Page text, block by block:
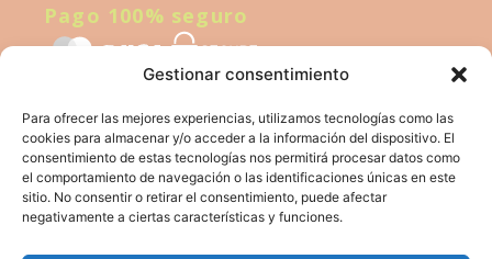
Gestionar consentimiento
Para ofrecer las mejores experiencias, utilizamos tecnologías como las
cookies para almacenar y/o acceder a la información del dispositivo. El
consentimiento de estas tecnologías nos permitirá procesar datos como
el comportamiento de navegación o las identificaciones únicas en este
sitio. No consentir o retirar el consentimiento, puede afectar
negativamente a ciertas características y funciones.
Pago 100% seguro
Financiado por la Unión Europea – NextGeneration EU